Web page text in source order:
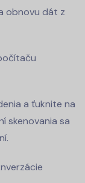
obnovu dát z
a ťuknite na
skenovania sa